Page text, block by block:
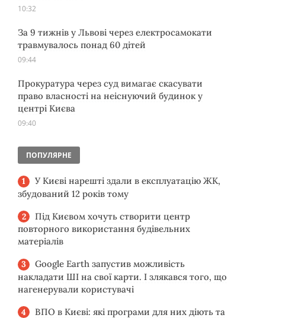
10:32
За 9 тижнів у Львові через електросамокати
травмувалось понад 60 дітей
09:44
Прокуратура через суд вимагає скасувати
право власності на неіснуючий будинок у
центрі Києва
09:40
ПОПУЛЯРНЕ
У Києві нарешті здали в експлуатацію ЖК,
збудований 12 років тому
Під Києвом хочуть створити центр
повторного використання будівельних
матеріалів
Google Earth запустив можливість
накладати ШІ на свої карти. І злякався того, що
нагенерували користувачі
ВПО в Києві: які програми для них діють та